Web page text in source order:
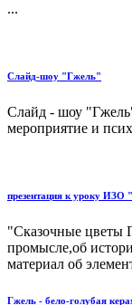
...
Слайд-шоу "Гжель"
Слайд - шоу
мероприятие и
презентация к уроку
"Сказочные цветы
промысле,об
материал об
Гжель - бело-голубая